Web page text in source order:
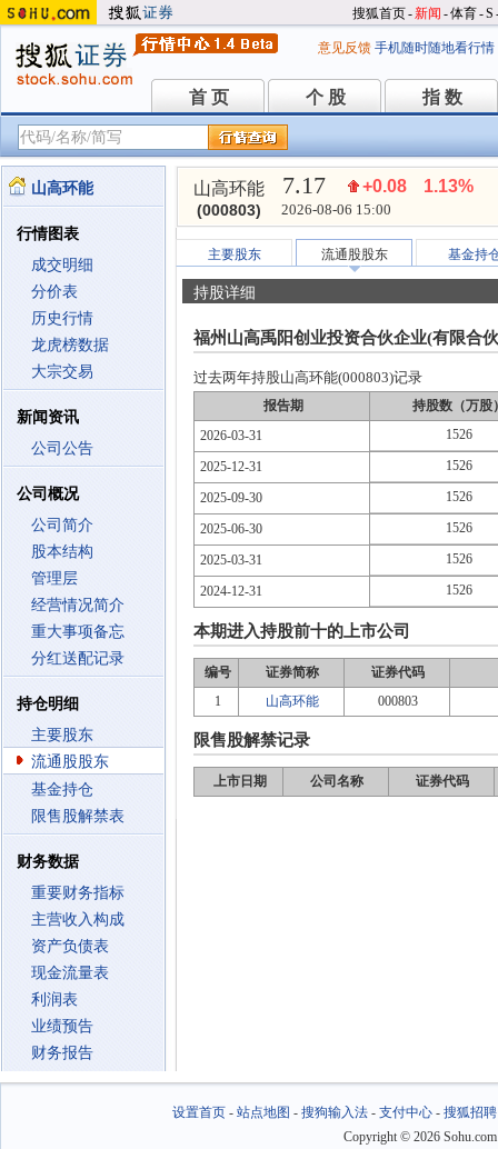
搜狐首页-新闻 -体育-S
意见反馈 手机随时随地看行情
首 页
首 页 个 股
个 股 指 数
指 数
山高环能
行情图表
成交明细
分价表
历史行情
龙虎榜数据
大宗交易
新闻资讯
公司公告
公司概况
公司简介
股本结构
管理层
经营情况简介
重大事项备忘
分红送配记录
持仓明细
主要股东
流通股股东
基金持仓
限售股解禁表
财务数据
重要财务指标
主营收入构成
资产负债表
现金流量表
利润表
业绩预告
财务报告
山高环能
(000803)
7.17 +0.08 1.13%
2026-08-06 15:00
主要股东 流通股股东 基金持
持股详细
福州山高禹阳创业投资合伙企业(有限合
过去两年持股山高环能(000803)记录
报告期
持股数（万股
2026-03-31
1526
2025-12-31 1526
2025-09-30 1526
2025-06-30 1526
2025-03-31 1526
2024-12-31 1526
本期进入持股前十的上市公司
编号 证券简称
证券代码
1
山高环能 000803
限售股解禁记录
上市日期 公司名称 证券代码
设置首页- 站点地图 - 搜狗输入法- 支付中心- 搜狐招聘
Copyright © 2026